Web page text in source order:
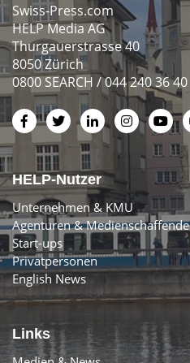
Swiss-Press.com
HELP Media AG
Thurgauerstrasse 40
8050 Zürich
0800 SEARCH / 044 240 36 40
HELP-Nutzer
Unternehmen & KMU
Agenturen & Medienschaffende
Start-ups
Privatpersonen
English News
Links